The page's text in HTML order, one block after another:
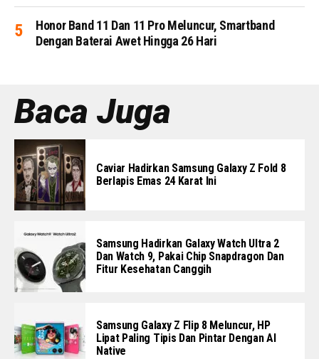
Honor Band 11 Dan 11 Pro Meluncur, Smartband
Dengan Baterai Awet Hingga 26 Hari
Baca Juga
Caviar Hadirkan Samsung Galaxy Z Fold 8
Berlapis Emas 24 Karat Ini
Samsung Hadirkan Galaxy Watch Ultra 2
Dan Watch 9, Pakai Chip Snapdragon Dan
Fitur Kesehatan Canggih
Samsung Galaxy Z Flip 8 Meluncur, HP
Lipat Paling Tipis Dan Pintar Dengan AI
Native